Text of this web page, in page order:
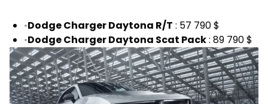
•Dodge Charger Daytona R/T : 57 790 $
•Dodge Charger Daytona Scat Pack: 89 790 $